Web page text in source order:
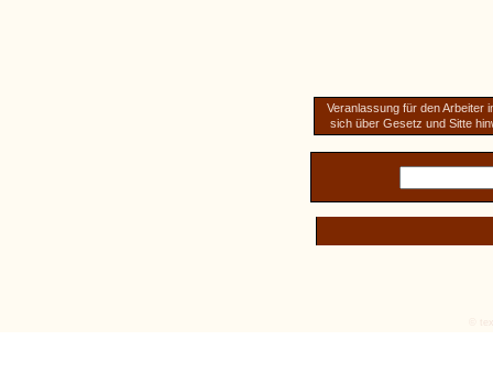
Veranlassung für den Arbeiter
sich über Gesetz und Sitte